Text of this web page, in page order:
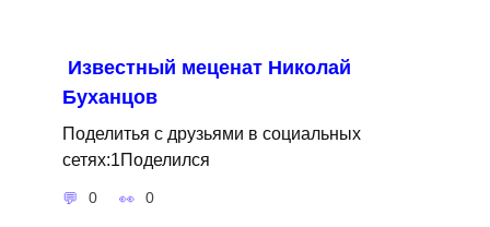
Известный меценат Николай
Буханцов
Поделитья с друзьями в социальных
сетях:1Поделился
0 0